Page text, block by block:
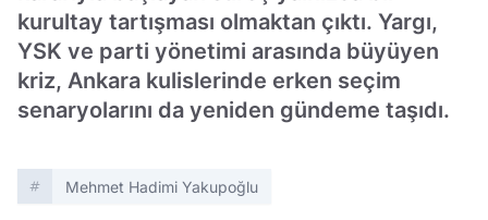
kurultay tartışması olmaktan çıktı. Yargı,
YSK ve parti yönetimi arasında büyüyen
kriz, Ankara kulislerinde erken seçim
senaryolarını da yeniden gündeme taşıdı.
Mehmet Hadimi Yakupoğlu